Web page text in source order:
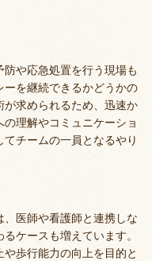
や応急処置を行う現場も
を継続できるかどうかの
求められるため、迅速か
理解やコミュニケーショ
チームの一員となるやり
医師や看護師と連携しな
ケースも増えています。
歩行能力の向上を目的と